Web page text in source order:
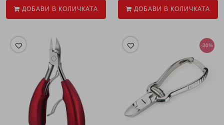
ДОБАВИ В КОЛИЧКАТА ДОБАВИ В КОЛИЧКАТА
-30%